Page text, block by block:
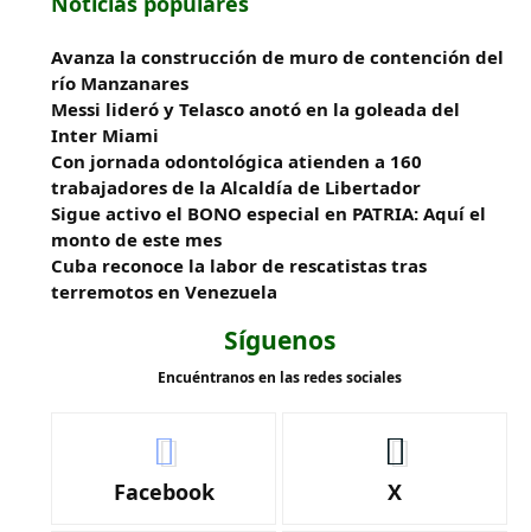
Avanza la construcción de muro de contención del
río Manzanares
Messi lideró y Telasco anotó en la goleada del
Inter Miami
Con jornada odontológica atienden a 160
trabajadores de la Alcaldía de Libertador
Sigue activo el BONO especial en PATRIA: Aquí el
monto de este mes
Cuba reconoce la labor de rescatistas tras
terremotos en Venezuela
Síguenos
Encuéntranos en las redes sociales
Facebook X